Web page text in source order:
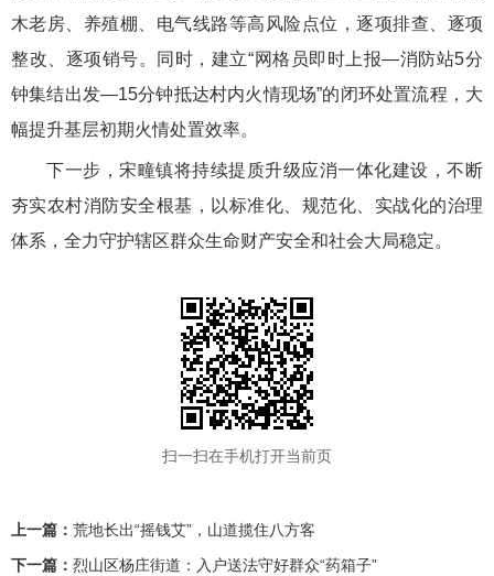
木老房、养殖棚、电气线路等高风险点位，逐项排查、逐项
整改、逐项销号。同时，建立“网格员即时上报—消防站5分
钟集结出发—15分钟抵达村内火情现场”的闭环处置流程，大
幅提升基层初期火情处置效率。
下一步，宋疃镇将持续提质升级应消一体化建设，不断
夯实农村消防安全根基，以标准化、规范化、实战化的治理
体系，全力守护辖区群众生命财产安全和社会大局稳定。
扫一扫在手机打开当前页
上一篇： 荒地长出“摇钱艾”，山道揽住八方客
下一篇： 烈山区杨庄街道：入户送法守好群众“药箱子”